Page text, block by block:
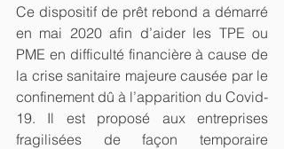
Ce dispositif de prêt rebond a démarré
en mai 2020 afin d’aider les TPE ou
PME en difficulté financière à cause de
la crise sanitaire majeure causée par le
confinement dû à l’apparition du Covid-
19. Il est proposé aux entreprises
fragilisées de façon temporaire